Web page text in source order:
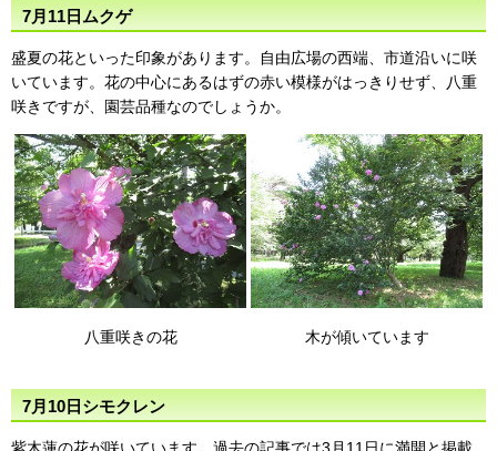
7月11日ムクゲ
盛夏の花といった印象があります。自由広場の西端、市道沿いに咲
いています。花の中心にあるはずの赤い模様がはっきりせず、八重
咲きですが、園芸品種なのでしょうか。
八重咲きの花 木が傾いています
7月10日シモクレン